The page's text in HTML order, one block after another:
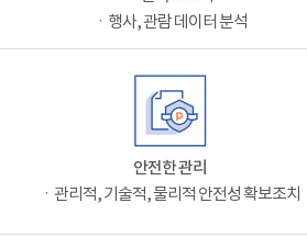
ㆍ행사, 관람 데이터 분석
안전한 관리
ㆍ관리적, 기술적, 물리적 안전성 확보조치